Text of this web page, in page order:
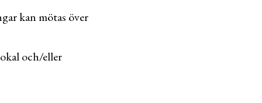
kan mötas över
och/eller